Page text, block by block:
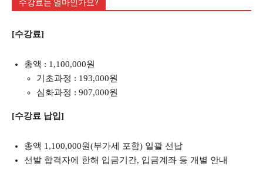
수강료는 얼마인가요?
[수강료]
총액 : 1,100,000원
기초과정 : 193,000원
심화과정 : 907,000원
[수강료 납입]
총액 1,100,000원(부가세 포함) 일괄 선납
선발 합격자에 한해 입금기간, 입금계좌 등 개별 안내